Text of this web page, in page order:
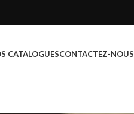
CATALOGUESCONTACTEZ-NOUS